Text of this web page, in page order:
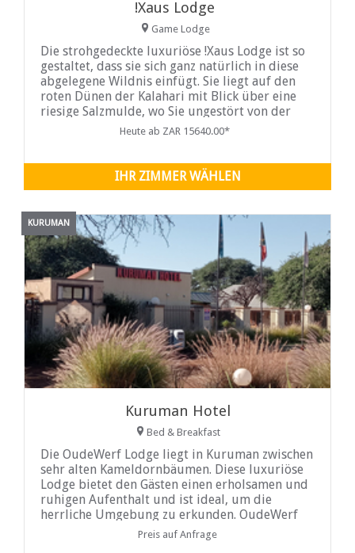
!Xaus Lodge
Game Lodge
Die strohgedeckte luxuriöse !Xaus Lodge ist so
gestaltet, dass sie sich ganz natürlich in diese
abgelegene Wildnis einfügt. Sie liegt auf den
roten Dünen der Kalahari mit Blick über eine
riesige Salzmulde, wo Sie ungestört von der
Terrasse Ihres eigenen Chalets aus die ...
Heute ab ZAR 15640.00*
IHR ZIMMER WÄHLEN
KURUMAN
Kuruman Hotel
Bed & Breakfast
Die OudeWerf Lodge liegt in Kuruman zwischen
sehr alten Kameldornbäumen. Diese luxuriöse
Lodge bietet den Gästen einen erholsamen und
ruhigen Aufenthalt und ist ideal, um die
herrliche Umgebung zu erkunden. OudeWerf
ist der perfekte Zwischenstopp zum Tswalu
Desert Reseve und zum Kgalagadi Transfrontier
Preis auf Anfrage